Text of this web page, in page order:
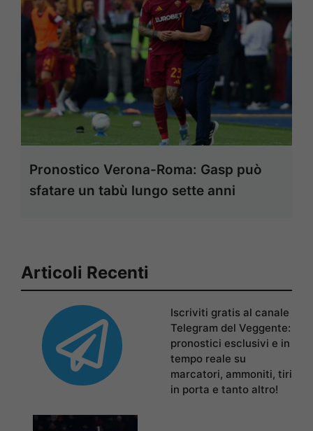
Pronostico Verona-Roma: Gasp può
sfatare un tabù lungo sette anni
Articoli Recenti
Iscriviti gratis al canale
Telegram del Veggente:
pronostici esclusivi e in
tempo reale su
marcatori, ammoniti, tiri
in porta e tanto altro!